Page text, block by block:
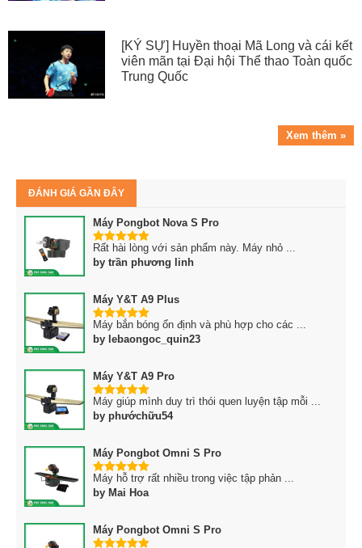
[KÝ SỰ] Huyền thoại Mã Long và cái kết
viên mãn tại Đại hội Thể thao Toàn quốc
Trung Quốc
Xem thêm »
ĐÁNH GIÁ GẦN ĐÂY
Máy Pongbot Nova S Pro
5trên 5
Rất hài lòng với sản phẩm này. Máy nhỏ ...
by trần phương linh
Máy Y&T A9 Plus
5trên 5
Máy bắn bóng ổn định và phù hợp cho các ...
by lebaongoc_quin23
Máy Y&T A9 Pro
5trên 5
Máy giúp mình duy trì thói quen luyện tập mỗi ...
by phướchữu54
Máy Pongbot Omni S Pro
5trên 5
Máy hỗ trợ rất nhiều trong việc tập phản ...
by Mai Hoa
Máy Pongbot Omni S Pro